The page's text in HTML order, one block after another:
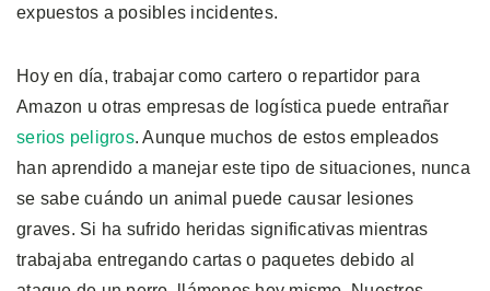
expuestos a posibles incidentes.
Hoy en día, trabajar como cartero o repartidor para
Amazon u otras empresas de logística puede entrañar
serios peligros. Aunque muchos de estos empleados
han aprendido a manejar este tipo de situaciones, nunca
se sabe cuándo un animal puede causar lesiones
graves. Si ha sufrido heridas significativas mientras
trabajaba entregando cartas o paquetes debido al